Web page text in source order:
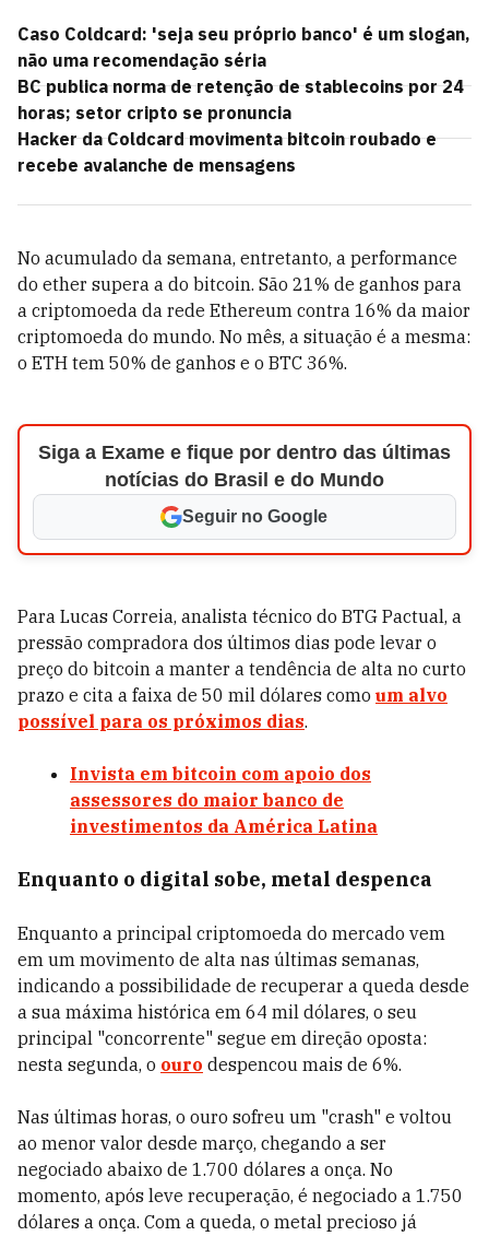
Caso Coldcard: 'seja seu próprio banco' é um slogan,
não uma recomendação séria
BC publica norma de retenção de stablecoins por 24
horas; setor cripto se pronuncia
Hacker da Coldcard movimenta bitcoin roubado e
recebe avalanche de mensagens
No acumulado da semana, entretanto, a performance
do ether supera a do bitcoin. São 21% de ganhos para
a criptomoeda da rede Ethereum contra 16% da maior
criptomoeda do mundo. No mês, a situação é a mesma:
o ETH tem 50% de ganhos e o BTC 36%.
Siga a Exame e fique por dentro das últimas
notícias do Brasil e do Mundo
Seguir no Google
Para Lucas Correia, analista técnico do BTG Pactual, a
pressão compradora dos últimos dias pode levar o
preço do bitcoin a manter a tendência de alta no curto
prazo e cita a faixa de 50 mil dólares como um alvo
possível para os próximos dias.
Invista em bitcoin com apoio dos
assessores do maior banco de
investimentos da América Latina
Enquanto o digital sobe, metal despenca
Enquanto a principal criptomoeda do mercado vem
em um movimento de alta nas últimas semanas,
indicando a possibilidade de recuperar a queda desde
a sua máxima histórica em 64 mil dólares, o seu
principal "concorrente" segue em direção oposta:
nesta segunda, o ouro despencou mais de 6%.
Nas últimas horas, o ouro sofreu um "crash" e voltou
ao menor valor desde março, chegando a ser
negociado abaixo de 1.700 dólares a onça. No
momento, após leve recuperação, é negociado a 1.750
dólares a onça. Com a queda, o metal precioso já